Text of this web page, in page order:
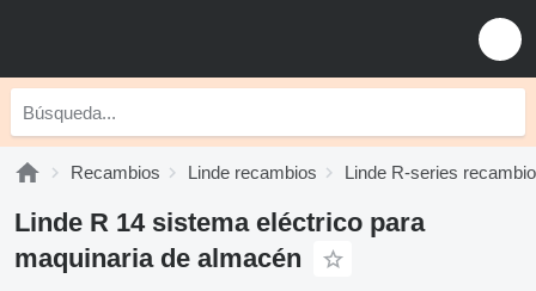
Recambios Linde recambios Linde R-series
Linde R 14 sistema eléctrico para
maquinaria de almacén